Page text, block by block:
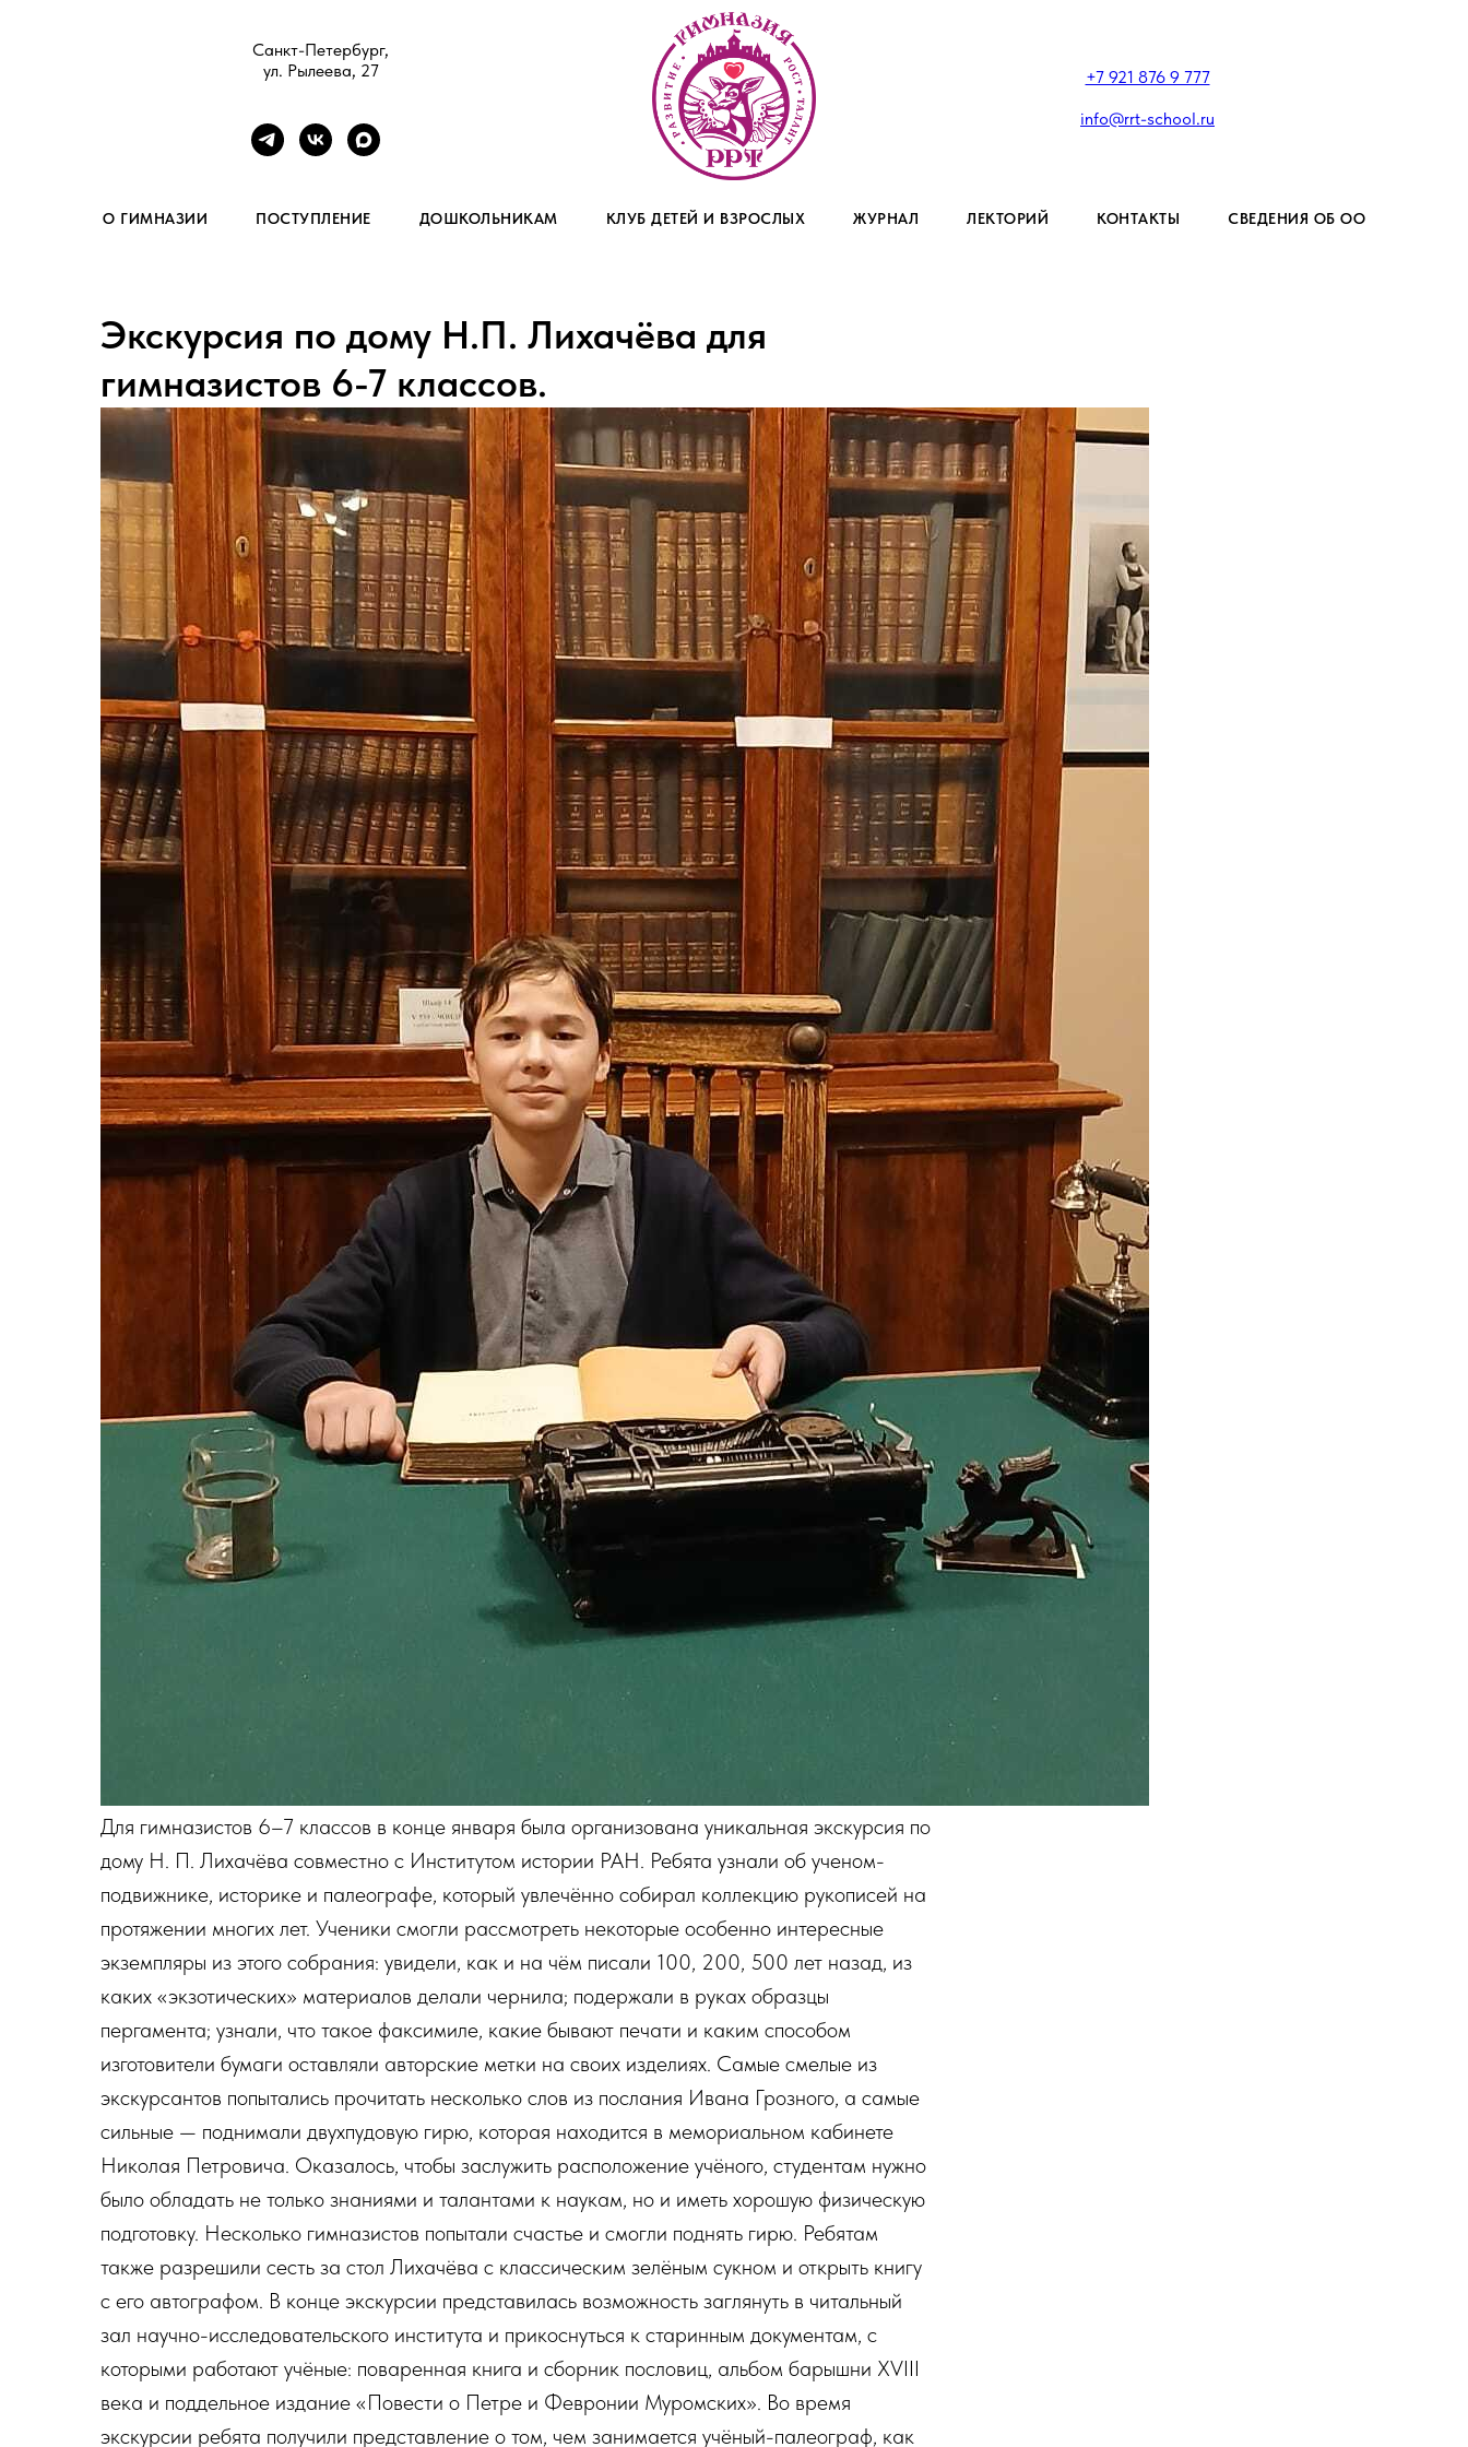
Санкт-Петербург,
ул. Рылеева, 27
+7 921 876 9 777
info@rrt-school.ru
О ГИМНАЗИИ ПОСТУПЛЕНИЕ ДОШКОЛЬНИКАМ КЛУБ ДЕТЕЙ И ВЗРОСЛЫХ ЖУРНАЛ ЛЕКТОРИЙ КОНТАКТЫ СВЕДЕНИЯ ОБ ОО
Экскурсия по дому Н.П. Лихачёва для
гимназистов 6-7 классов.
Для гимназистов 6–7 классов в конце января была организована уникальная экскурсия по
дому Н. П. Лихачёва совместно с Институтом истории РАН. Ребята узнали об ученом-
подвижнике, историке и палеографе, который увлечённо собирал коллекцию рукописей на
протяжении многих лет. Ученики смогли рассмотреть некоторые особенно интересные
экземпляры из этого собрания: увидели, как и на чём писали 100, 200, 500 лет назад, из
каких «экзотических» материалов делали чернила; подержали в руках образцы
пергамента; узнали, что такое факсимиле, какие бывают печати и каким способом
изготовители бумаги оставляли авторские метки на своих изделиях. Самые смелые из
экскурсантов попытались прочитать несколько слов из послания Ивана Грозного, а самые
сильные — поднимали двухпудовую гирю, которая находится в мемориальном кабинете
Николая Петровича. Оказалось, чтобы заслужить расположение учёного, студентам нужно
было обладать не только знаниями и талантами к наукам, но и иметь хорошую физическую
подготовку. Несколько гимназистов попытали счастье и смогли поднять гирю. Ребятам
также разрешили сесть за стол Лихачёва с классическим зелёным сукном и открыть книгу
с его автографом. В конце экскурсии представилась возможность заглянуть в читальный
зал научно-исследовательского института и прикоснуться к старинным документам, с
которыми работают учёные: поваренная книга и сборник пословиц, альбом барышни XVIII
века и поддельное издание «Повести о Петре и Февронии Муромских». Во время
экскурсии ребята получили представление о том, чем занимается учёный-палеограф, как